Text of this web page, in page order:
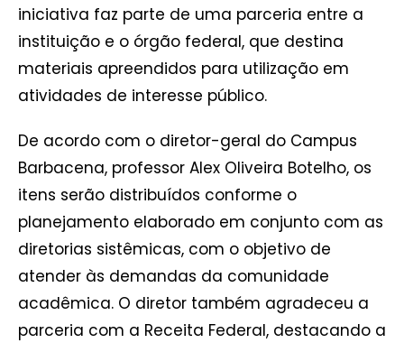
iniciativa faz parte de uma parceria entre a
instituição e o órgão federal, que destina
materiais apreendidos para utilização em
atividades de interesse público.
De acordo com o diretor-geral do Campus
Barbacena, professor Alex Oliveira Botelho, os
itens serão distribuídos conforme o
planejamento elaborado em conjunto com as
diretorias sistêmicas, com o objetivo de
atender às demandas da comunidade
acadêmica. O diretor também agradeceu a
parceria com a Receita Federal, destacando a